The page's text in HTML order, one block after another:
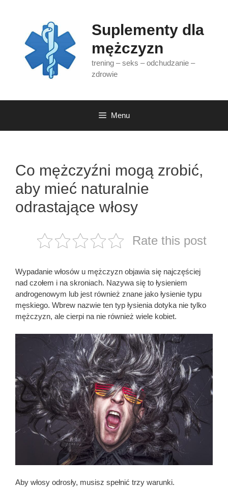
Suplementy dla
mężczyzn
trening – seks – odchudzanie –
zdrowie
Menu
Co mężczyźni mogą zrobić,
aby mieć naturalnie
odrastające włosy
Rate this post
Wypadanie włosów u mężczyzn objawia się najczęściej
nad czołem i na skroniach. Nazywa się to łysieniem
androgenowym lub jest również znane jako łysienie typu
męskiego. Wbrew nazwie ten typ łysienia dotyka nie tylko
mężczyzn, ale cierpi na nie również wiele kobiet.
Aby włosy odrosły, musisz spełnić trzy warunki.